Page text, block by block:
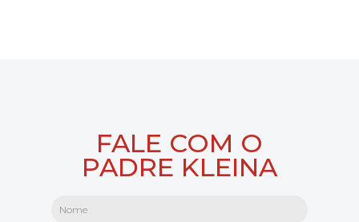
FALE COM O
PADRE KLEINA